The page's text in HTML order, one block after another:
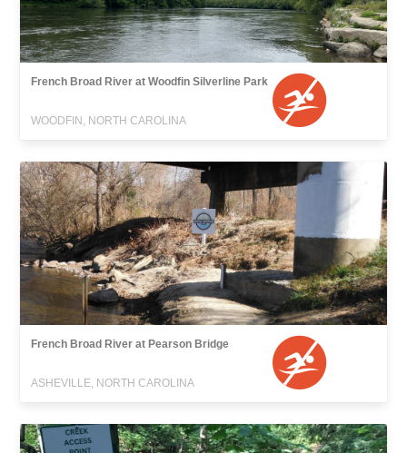
French Broad River at Woodfin Silverline Park
WOODFIN, NORTH CAROLINA
French Broad River at Pearson Bridge
ASHEVILLE, NORTH CAROLINA